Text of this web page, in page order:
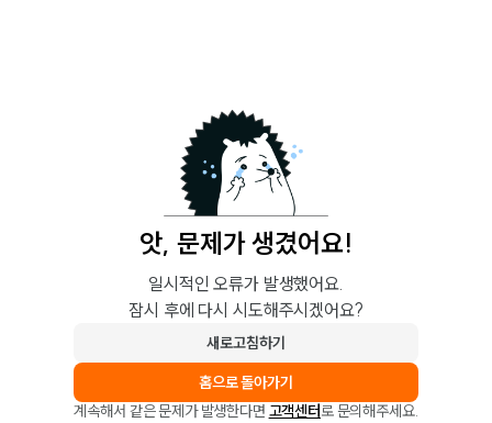
앗, 문제가 생겼어요!
일시적인 오류가 발생했어요.
잠시 후에 다시 시도해주시겠어요?
새로고침하기
홈으로 돌아가기
계속해서 같은 문제가 발생한다면 고객센터로 문의해주세요.